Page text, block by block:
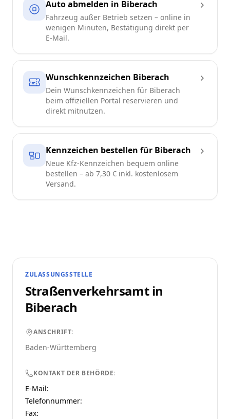
Auto abmelden in Biberach
Fahrzeug außer Betrieb setzen – online in
wenigen Minuten, Bestätigung direkt per
E-Mail.
Wunschkennzeichen Biberach
Dein Wunschkennzeichen für Biberach
beim offiziellen Portal reservieren und
direkt mitnutzen.
Kennzeichen bestellen für Biberach
Neue Kfz-Kennzeichen bequem online
bestellen – ab 7,30 € inkl. kostenlosem
Versand.
ZULASSUNGSSTELLE
Straßenverkehrsamt in
Biberach
ANSCHRIFT:
Baden-Württemberg
KONTAKT DER BEHÖRDE:
E-Mail:
Telefonnummer:
Fax: